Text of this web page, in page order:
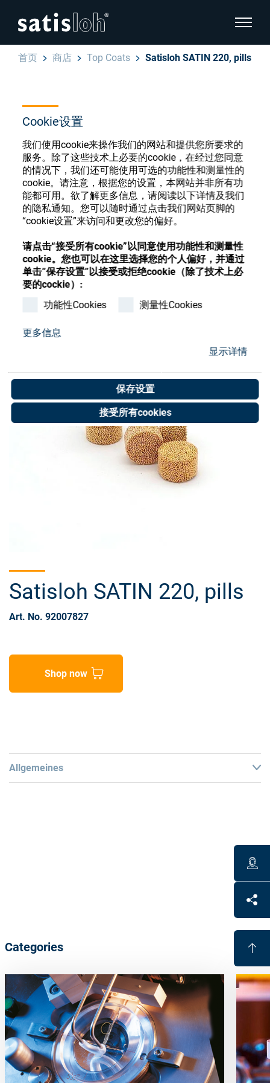
Cookie设置
我们使用cookie来操作我们的网站和提供您所要求的
服务。除了这些技术上必要的cookie，在经过您同意
的情况下，我们还可能使用可选的功能性和测量性的
cookie。请注意，根据您的设置，本网站并非所有功
能都可用。欲了解更多信息，请阅读以下详情及我们
的隐私通知。您可以随时通过点击我们网站页脚的
“cookie设置”来访问和更改您的偏好。
请点击“接受所有cookie”以同意使用功能性和测量性
cookie。您也可以在这里选择您的个人偏好，并通过
单击”保存设置”以接受或拒绝cookie（除了技术上必
要的cockie）:
功能性Cookies
测量性Cookies
更多信息
显示详情
保存设置
接受所有cookies
显示页
汉语
眼镜光学
精密光学
我们是谁
加入我们
联系我们
Store
隐藏页面导航
English
Deutsch
Español
Français
首页 商店 Top Coats Satisloh SATIN 220, pills
眼镜光学耗材商店
注册或登录以访问您的帐户，并了解我们的各
种眼镜光学耗材
注册 登录
Satisloh SATIN 220, pills
Art. No. 92007827
Shop now
Allgemeines
Satisloh provides simple water repellent hydrophobic
products up to latest super easy to clean oleophobic
Benefits
Evaporants for highest super top coat performance
Easy to handle hydrophobic materials
Easy to apply towelettes available
Proven quality
Categories